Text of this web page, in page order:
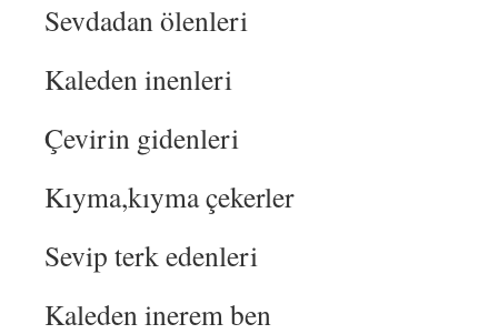
Sevdadan ölenleri
Kaleden inenleri
Çevirin gidenleri
Kıyma,kıyma çekerler
Sevip terk edenleri
Kaleden inerem ben